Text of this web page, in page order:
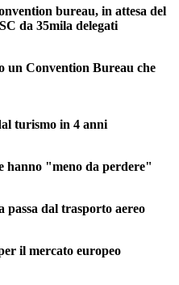
bureau, in attesa del
da 35mila delegati
un Convention Bureau che
turismo in 4 anni
hanno "meno da perdere"
dal trasporto aereo
il mercato europeo